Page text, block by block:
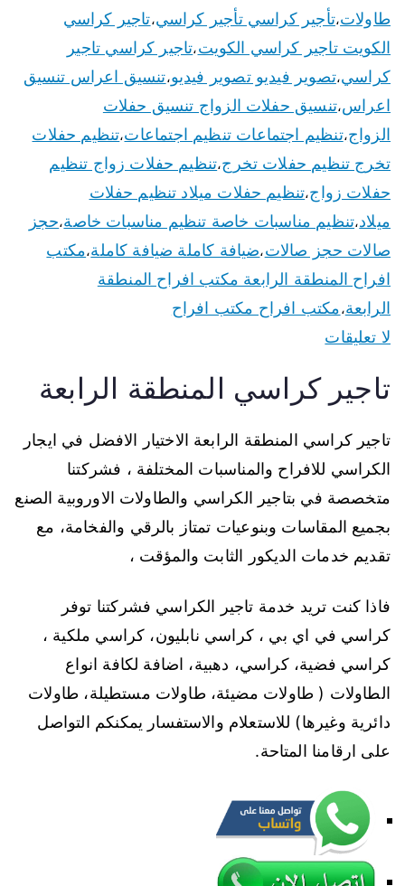
طاولات،تأجير كراسي تأجير كراسي،تاجير كراسي
الكويت تاجير كراسي الكويت،تاجير كراسي تاجير
كراسي،تصوير فيديو تصوير فيديو،تنسيق اعراس تنسيق
اعراس،تنسيق حفلات الزواج تنسيق حفلات
الزواج،تنظيم اجتماعات تنظيم اجتماعات،تنظيم حفلات
تخرج تنظيم حفلات تخرج،تنظيم حفلات زواج تنظيم
حفلات زواج،تنظيم حفلات ميلاد تنظيم حفلات
ميلاد،تنظيم مناسبات خاصة تنظيم مناسبات خاصة،حجز
صالات حجز صالات،ضيافة كاملة ضيافة كاملة،مكتب
افراح المنطقة الرابعة مكتب افراح المنطقة
الرابعة،مكتب افراح مكتب افراح
لا تعليقات
تاجير كراسي المنطقة الرابعة
تاجير كراسي المنطقة الرابعة الاختيار الافضل في ايجار
الكراسي للافراح والمناسبات المختلفة ، فشركتنا
متخصصة في بتاجير الكراسي والطاولات الاوروبية الصنع
بجميع المقاسات وبنوعيات تمتاز بالرقي والفخامة، مع
تقديم خدمات الديكور الثابت والمؤقت ،
فاذا كنت تريد خدمة تاجير الكراسي فشركتنا توفر
كراسي في اي بي ، كراسي نابليون، كراسي ملكية ،
كراسي فضية، كراسي، دهبية، اضافة لكافة انواع
الطاولات ( طاولات مضيئة، طاولات مستطيلة، طاولات
دائرية وغيرها) للاستعلام والاستفسار يمكنكم التواصل
على ارقامنا المتاحة.